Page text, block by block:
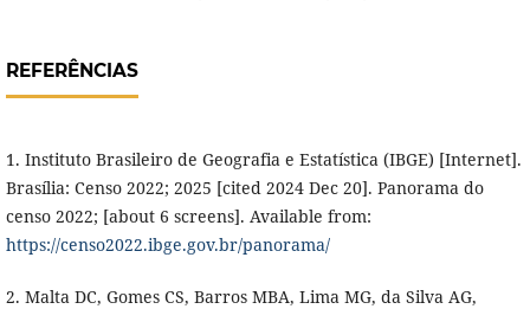
REFERÊNCIAS
1. Instituto Brasileiro de Geografia e Estatística (IBGE) [Internet].
Brasília: Censo 2022; 2025 [cited 2024 Dec 20]. Panorama do
censo 2022; [about 6 screens]. Available from:
https://censo2022.ibge.gov.br/panorama/
2. Malta DC, Gomes CS, Barros MBA, Lima MG, da Silva AG,